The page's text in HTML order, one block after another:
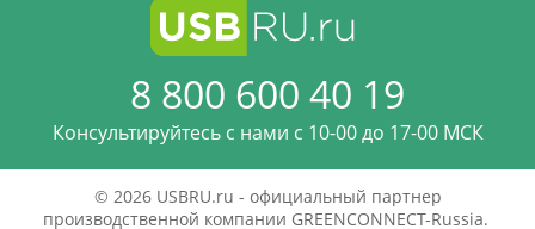
8 800 600 40 19
Консультируйтесь с нами c 10-00 до 17-00 МСК
© 2026 USBRU.ru - официальный партнер
производственной компании GREENCONNECT-Russia.